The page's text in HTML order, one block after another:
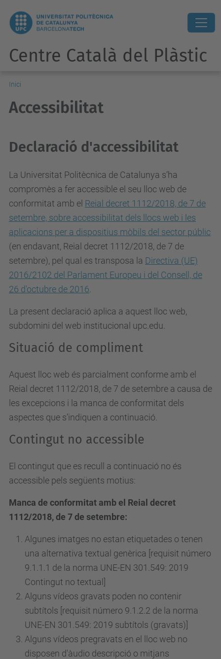
Centre Català del Plàstic
Inici
Accessibilitat
Declaració d'accessibilitat
La Universitat Politècnica de Catalunya s’ha
compromès a fer accessible el seu lloc web de
conformitat amb el Reial decret 1112/2018, de 7 de
setembre, sobre accessibilitat dels llocs web i les
aplicacions per a dispositius mòbils del sector públic
(en endavant, Reial decret 1112/2018, de 7 de
setembre), pel qual es transposa la Directiva (UE)
2016/2102 del Parlament Europeu i del Consell, de
26 d'octubre de 2016
La present declaració aplica a aquest lloc web,
subdomini del web institucional upc.edu.
Situació de compliment
Aquest lloc web és parcialment conforme amb el
Reial decret 1112/2018, de 7 de setembre a causa de
les excepcions i la manca de conformitat dels
aspectes que s’indiquen a continuació.
Contingut no accessible
El contingut que es recull a continuació no és
accessible pels següents motius:
Manca de conformitat amb el Reial decret
1112/2018, de 7 de setembre:
Algunes imatges no estan etiquetades o tenen
una alternativa textual genèrica [requisit número
9.1.1.1 de la norma UNE-EN 301.549: 2019
Contingut no textual]
Alguns vídeos gravats poden no contenir
subtítols [requisit número 9.1.2.2 de la norma
UNE-EN 301.549: 2019 subtítols (gravats)]
Alguns vídeos pregravats en el lloc web no
disposen d'àudio descripció o mitjans